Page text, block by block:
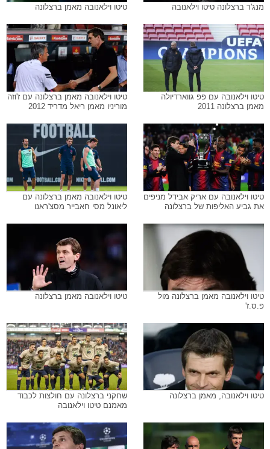
מנג'ר ברצלונה טיטו וילאנובה טיטו וילאנובה מאמן ברצלונה
טיטו וילאנובה עם פפ גווארדיולה
מאמן ברצלונה 2011
טיטו וילאנובה מאמן ברצלונה עם ז'וזה
מוריניו מאמן ריאל מדריד 2012
טיטו וילאנובה עם אריק אבידל מניפים
את גביע האליפות של ברצלונה
טיטו וילאנובה מאמן ברצלונה עם
ליאונל מסי חאבייר מסצ'ראנו
טיטו וילאנובה מאמן ברצלונה מול
פ.ס.ז'
טיטו וילאנובה מאמן ברצלונה
טיטו וילאנובה, מאמן ברצלונה
שחקני ברצלונה עם חולצות לכבוד
מאמנם טיטו וילאנובה